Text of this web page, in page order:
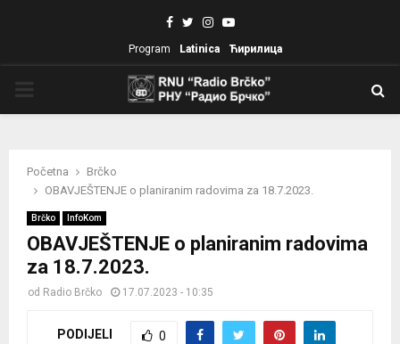
Facebook
TwitterInstagram
Youtube
Program Latinica Ћирилица
Početna
Brčko
OBAVJEŠTENJE o planiranim radovima za 18.7.2023.
Brčko InfoKom
OBAVJEŠTENJE o planiranim radovima
za 18.7.2023.
od Radio Brčko 17.07.2023 - 10:35
PODIJELI 0